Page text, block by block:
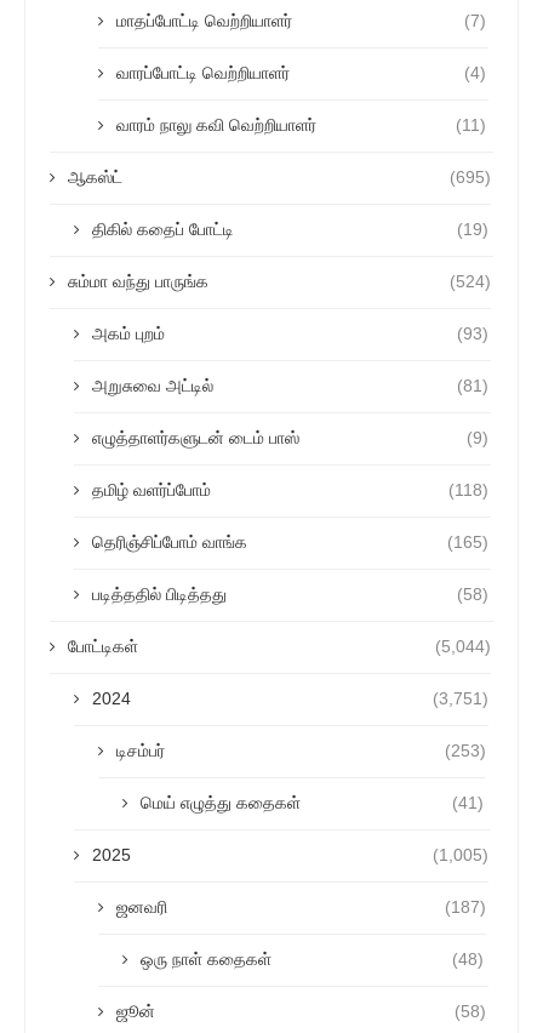
மாதப்போட்டி வெற்றியாளர் (7)
வாரப்போட்டி வெற்றியாளர் (4)
வாரம் நாலு கவி வெற்றியாளர் (11)
ஆகஸ்ட் (695)
திகில் கதைப் போட்டி (19)
சும்மா வந்து பாருங்க (524)
அகம் புறம் (93)
அறுசுவை அட்டில் (81)
எழுத்தாளர்களுடன் டைம் பாஸ் (9)
தமிழ் வளர்ப்போம் (118)
தெரிஞ்சிப்போம் வாங்க (165)
படித்ததில் பிடித்தது (58)
போட்டிகள் (5,044)
2024 (3,751)
டிசம்பர் (253)
மெய் எழுத்து கதைகள் (41)
2025 (1,005)
ஜனவரி (187)
ஒரு நாள் கதைகள் (48)
ஜூன் (58)